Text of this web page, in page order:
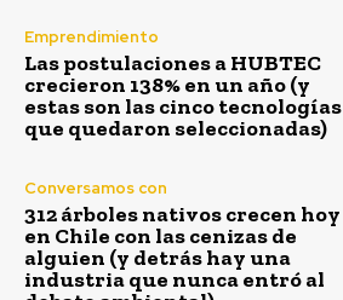
Emprendimiento
Las postulaciones a HUBTEC
crecieron 138% en un año (y
estas son las cinco tecnologías
que quedaron seleccionadas)
Conversamos con
312 árboles nativos crecen hoy
en Chile con las cenizas de
alguien (y detrás hay una
industria que nunca entró al